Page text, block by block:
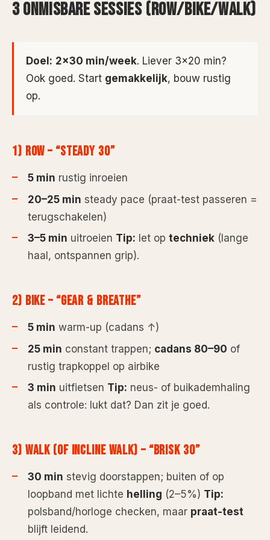
3 ONMISBARE SESSIES (ROW/BIKE/WALK)
Doel: 2×30 min/week. Liever 3×20 min?
Ook goed. Start gemakkelijk, bouw rustig
op.
1) ROW – “STEADY 30”
5 min rustig inroeien
20–25 min steady pace (praat-test passeren =
terugschakelen)
3–5 min uitroeien Tip: let op techniek(lange
haal, ontspannen grip).
2) BIKE – “GEAR & BREATHE”
5 min warm-up (cadans ↑)
25 min constant trappen; cadans 80–90 of
rustig trapkoppel op airbike
3 min uitfietsen Tip: neus- of buikademhaling
als controle: lukt dat? Dan zit je goed.
3) WALK (OF INCLINE WALK) – “BRISK 30”
30 min stevig doorstappen; buiten of op
loopband met lichte helling (2–5%) Tip:
polsband/horloge checken, maar praat-test
blijft leidend.